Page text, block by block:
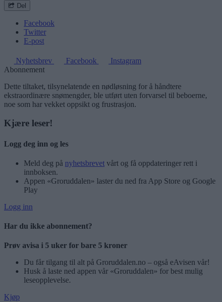
Del
Facebook
Twitter
E-post
Nyhetsbrev Facebook
Instagram
Abonnement
Dette tiltaket, tilsynelatende en nødløsning for å håndtere
ekstraordinære snømengder, ble utført uten forvarsel til beboerne,
noe som har vekket oppsikt og frustrasjon.
Kjære leser!
Logg deg inn og les
Meld deg på nyhetsbrevet vårt og få oppdateringer rett i
innboksen.
Appen «Groruddalen» laster du ned fra App Store og Google
Play
Logg inn
Har du ikke abonnement?
Prøv avisa i 5 uker for bare 5 kroner
Du får tilgang til alt på Groruddalen.no – også eAvisen vår!
Husk å laste ned appen vår «Groruddalen» for best mulig
leseopplevelse.
Kjøp